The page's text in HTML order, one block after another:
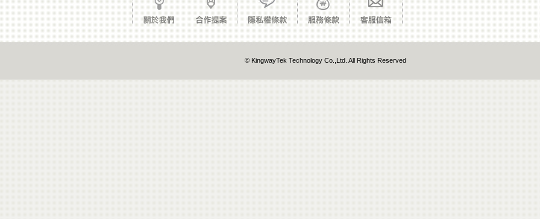
© KingwayTek Technology Co.,Ltd. All Rights Reserved